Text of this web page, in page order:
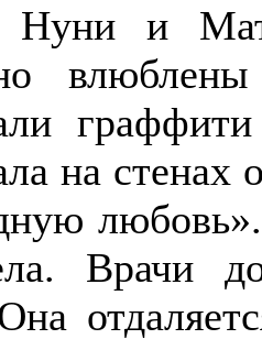
Нуни и
на
Врачи